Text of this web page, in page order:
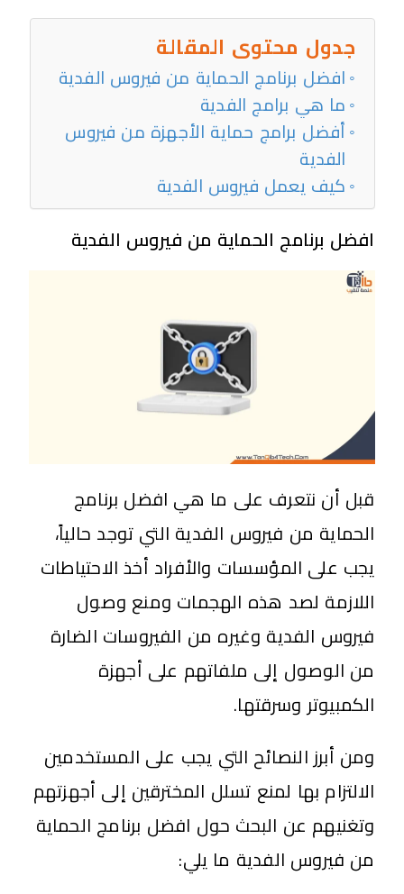
جدول محتوى المقالة
افضل برنامج الحماية من فيروس الفدية
ما هي برامج الفدية
أفضل برامج حماية الأجهزة من فيروس
الفدية
كيف يعمل فيروس الفدية
افضل برنامج الحماية من فيروس الفدية
قبل أن نتعرف على ما هي افضل برنامج
الحماية من فيروس الفدية التي توجد حالياً،
يجب على المؤسسات والأفراد أخذ الاحتياطات
اللازمة لصد هذه الهجمات ومنع وصول
فيروس الفدية وغيره من الفيروسات الضارة
من الوصول إلى ملفاتهم على أجهزة
الكمبيوتر وسرقتها.
ومن أبرز النصائح التي يجب على المستخدمين
الالتزام بها لمنع تسلل المخترقين إلى أجهزتهم
وتغنيهم عن البحث حول افضل برنامج الحماية
من فيروس الفدية ما يلي: